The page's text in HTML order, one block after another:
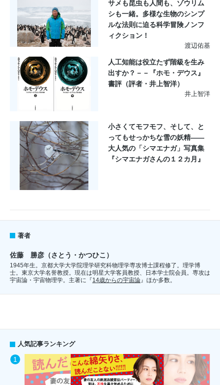
サメも昆虫も人間も、ゾウリム
シも一緒。多様な生物のシンプ
ルな法則に迫る科学冒険ノンフ
ィクション！
渡辺佑基
人工知能は役立たず階級を生み
出すか？－－『ホモ・デウス』
書評（評者・井上智洋）
井上智洋
小さくてモフモフ、そして、と
ってもせっかちな雪の妖精――
大人気の「シマエナガ」写真集
『シマエナガさんの１２カ月』
著者
佐藤 勝彦（さとう・かつひこ）
1945年生。京都大学大学院理学研究科物理学専攻博士課程修了。理学博
士。東京大学名誉教授。現在は明星大学客員教授、日本学士院会員。専攻は
宇宙論・宇宙物理学。主著に『14歳からの宇宙論』ほか多数。
人気記事ランキング